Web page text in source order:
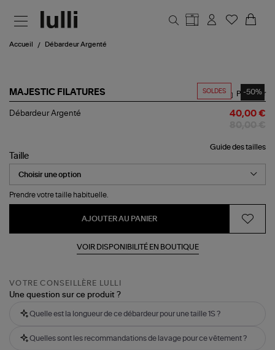
Accueil Débardeur Argenté
SOLDES -50%
MAJESTIC FILATURES
Débardeur
Partager
Débardeur Argenté 40,00 €
Guide des tailles
Taille
Prendre votre taille habituelle.
AJOUTER AU PANIER
VOIR DISPONIBILITÉ EN BOUTIQUE
VOTRE CONSEILLÈRE LULLI
Une question sur ce produit ?
Quelle est la longueur de ce débardeur pour une taille 1S ?
Quelles sont les recommandations de lavage pour ce vêtement ?